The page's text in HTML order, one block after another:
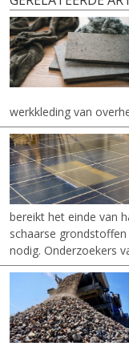
werkkleding van
bereikt het einde van
schaarse
nodig. Onderzoekers